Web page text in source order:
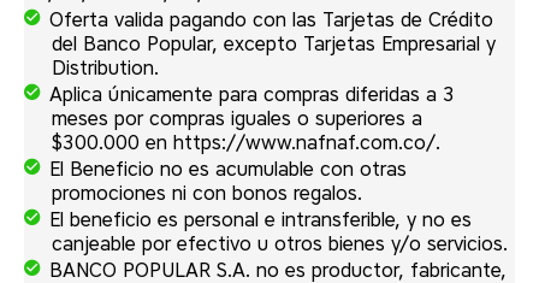
Oferta valida pagando con las Tarjetas de Crédito
del Banco Popular, excepto Tarjetas Empresarial y
Distribution.
Aplica únicamente para compras diferidas a 3
meses por compras iguales o superiores a
$300.000 en https://www.nafnaf.com.co/.
El Beneficio no es acumulable con otras
promociones ni con bonos regalos.
El beneficio es personal e intransferible, y no es
canjeable por efectivo u otros bienes y/o servicios.
BANCO POPULAR S.A. no es productor, fabricante,